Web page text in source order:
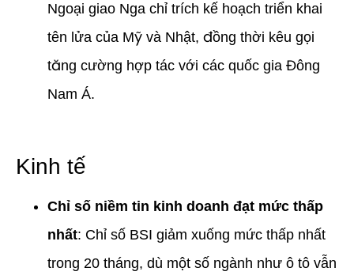
Ngoại giao Nga chỉ trích kế hoạch triển khai
tên lửa của Mỹ và Nhật, đồng thời kêu gọi
tăng cường hợp tác với các quốc gia Đông
Nam Á.
Kinh tế
Chỉ số niềm tin kinh doanh đạt mức thấp
nhất: Chỉ số BSI giảm xuống mức thấp nhất
trong 20 tháng, dù một số ngành như ô tô vẫn